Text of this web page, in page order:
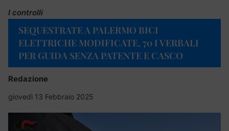
I controlli
SEQUESTRATE A PALERMO BICI
ELETTRICHE MODIFICATE, 70 I VERBALI
PER GUIDA SENZA PATENTE E CASCO
Redazione
giovedì 13 Febbraio 2025